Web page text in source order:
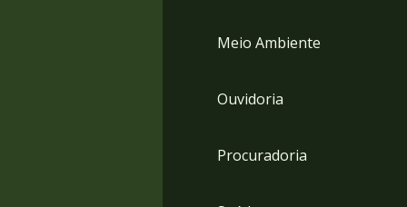
Meio Ambiente
Ouvidoria
Procuradoria